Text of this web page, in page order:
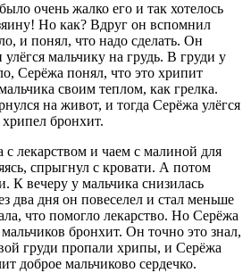
очень жалко его и так хотелось
Но как? Вдруг он вспомнил
и понял, что надо сделать. Он
мальчику на грудь. В груди у
Серёжа понял, что это хрипит
своим теплом, как грелка.
на живот, и тогда Серёжа улёгся
бронхит.
лекарством и чаем с малиной для
спрыгнул с кровати. А потом
К вечеру у мальчика снизилась
два дня он повеселел и стал меньше
что помогло лекарство. Но Серёжа
бронхит. Он точно это знал,
груди пропали хрипы, и Серёжа
доброе мальчиково сердечко.